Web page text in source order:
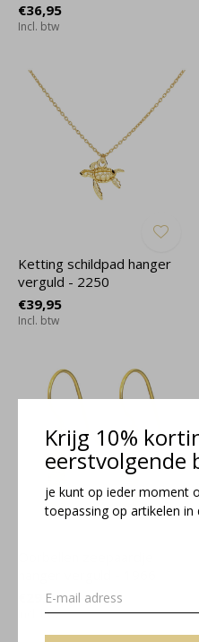
Krijg 10%
eerstvolgende
je kunt op ieder moment
toepassing op artikelen in
€36,95
Incl. btw
Ketting schildpad hanger
verguld - 2250
€39,95
Incl. btw
€29,95
Incl. btw